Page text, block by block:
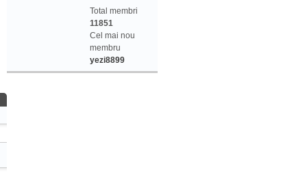
Total membri
11851
Cel mai nou
membru
yezi8899